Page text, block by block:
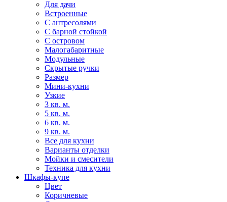
Для дачи
Встроенные
С антресолями
С барной стойкой
С островом
Малогабаритные
Модульные
Скрытые ручки
Размер
Мини-кухни
Узкие
3 кв. м.
5 кв. м.
6 кв. м.
9 кв. м.
Все для кухни
Варианты отделки
Мойки и смесители
Техника для кухни
Шкафы-купе
Цвет
Коричневые